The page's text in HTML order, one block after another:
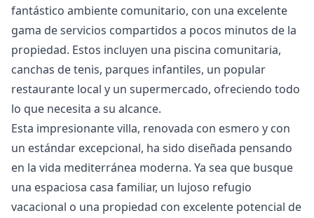
fantástico ambiente comunitario, con una excelente
gama de servicios compartidos a pocos minutos de la
propiedad. Estos incluyen una piscina comunitaria,
canchas de tenis, parques infantiles, un popular
restaurante local y un supermercado, ofreciendo todo
lo que necesita a su alcance.
Esta impresionante villa, renovada con esmero y con
un estándar excepcional, ha sido diseñada pensando
en la vida mediterránea moderna. Ya sea que busque
una espaciosa casa familiar, un lujoso refugio
vacacional o una propiedad con excelente potencial de